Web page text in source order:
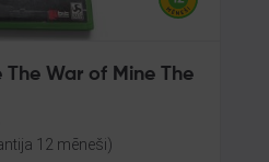
The War of Mine The
12 mēneši)